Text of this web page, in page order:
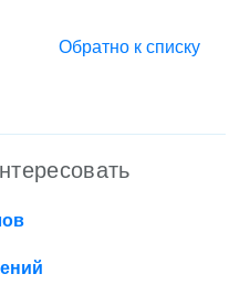
Обратно к списку